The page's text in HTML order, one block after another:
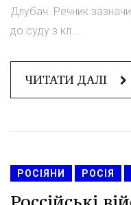
Длубач. Речник
до суду з кл...
ЧИТАТИ ДАЛІ
РОСІЯНИ РОСІЯ